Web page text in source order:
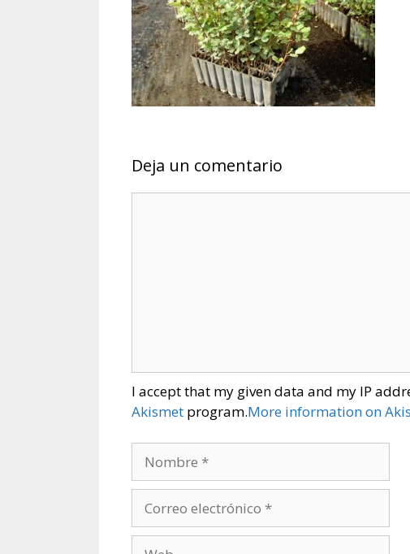
Deja un comentario
I accept that my given data and my IP
Akismet program.More information on
electrónico